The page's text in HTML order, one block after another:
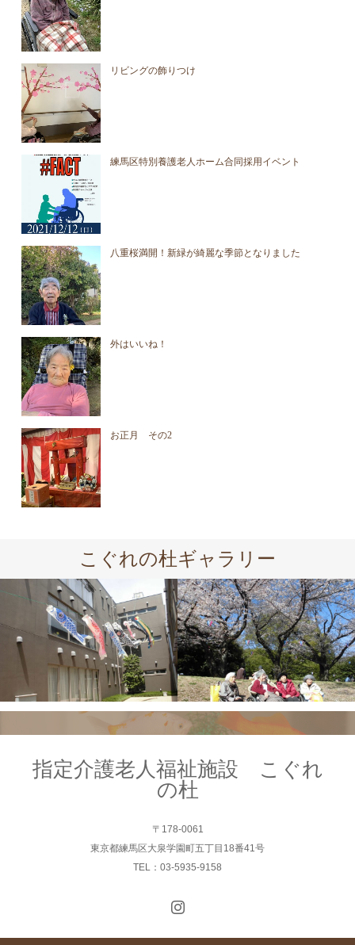
リビングの飾りつけ
練馬区特別養護老人ホーム合同採用イベント
八重桜満開！新緑が綺麗な季節となりました
外はいいね！
お正月 その2
こぐれの杜ギャラリー
指定介護老人福祉施設 こぐれ
の杜
〒178-0061
東京都練馬区大泉学園町五丁目18番41号
TEL：03-5935-9158